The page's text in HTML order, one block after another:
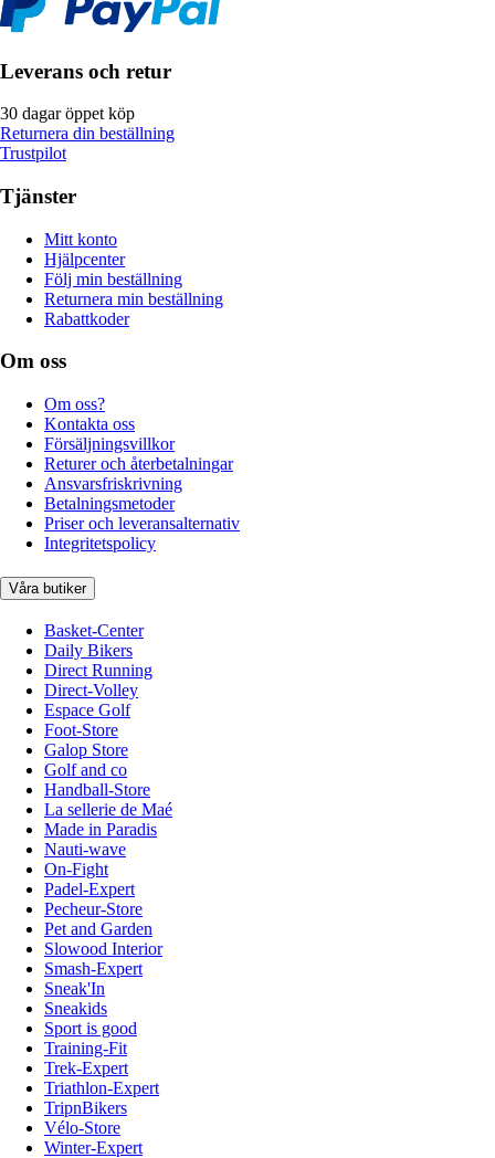
Leverans och retur
30 dagar öppet köp
Returnera din beställning
Trustpilot
Tjänster
Mitt konto
Hjälpcenter
Följ min beställning
Returnera min beställning
Rabattkoder
Om oss
Om oss?
Kontakta oss
Försäljningsvillkor
Returer och återbetalningar
Ansvarsfriskrivning
Betalningsmetoder
Priser och leveransalternativ
Integritetspolicy
Våra butiker
Basket-Center
Daily Bikers
Direct Running
Direct-Volley
Espace Golf
Foot-Store
Galop Store
Golf and co
Handball-Store
La sellerie de Maé
Made in Paradis
Nauti-wave
On-Fight
Padel-Expert
Pecheur-Store
Pet and Garden
Slowood Interior
Smash-Expert
Sneak'In
Sneakids
Sport is good
Training-Fit
Trek-Expert
Triathlon-Expert
TripnBikers
Vélo-Store
Winter-Expert